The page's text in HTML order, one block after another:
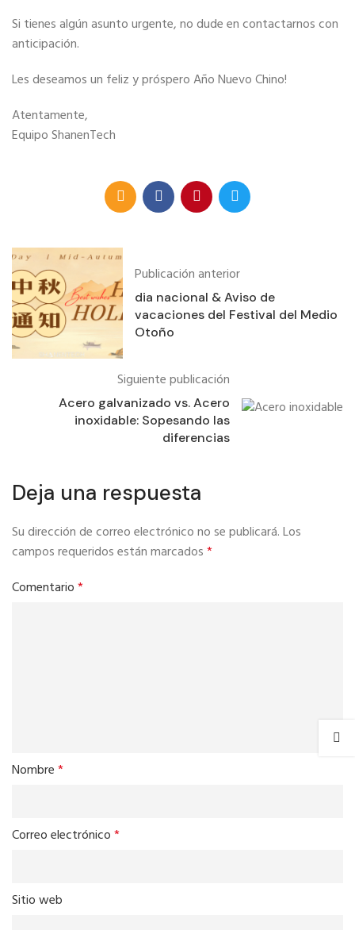
Si tienes algún asunto urgente, no dude en contactarnos con
anticipación.
Les deseamos un feliz y próspero Año Nuevo Chino!
Atentamente,
Equipo ShanenTech
Publicación anterior
dia nacional & Aviso de
vacaciones del Festival del Medio
Otoño
Siguiente publicación
Acero galvanizado vs. Acero
inoxidable: Sopesando las
diferencias
Deja una respuesta
Su dirección de correo electrónico no se publicará.Los
campos requeridos están marcados*
Comentario*
Nombre*
Correo electrónico*
Sitio web